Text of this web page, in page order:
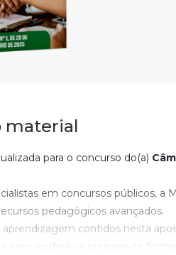
material
para o concurso do(a)
em concursos públicos,
pedagógicos avançados.
contidos nesta
zero, poderá se preparar de forma